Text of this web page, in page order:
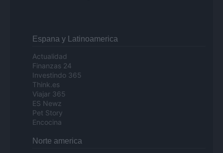
Espana y Latinoamerica
Actualidad
Finanzas 24
Investindo 365
Think.es
Viajar 365
ES Newz
Pet Story
Encocina
Norte america